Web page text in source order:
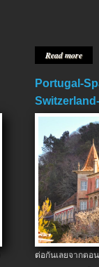
Read more
Portugal-
ต่อกันเลยจากต